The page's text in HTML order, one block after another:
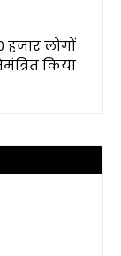
हजार लोगों
किया